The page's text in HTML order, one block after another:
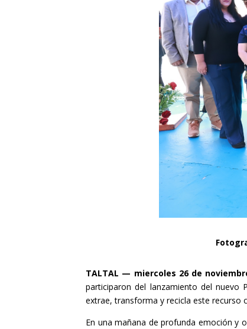
TALTAL — miercoles 26 de
participaron del lanzamiento del nuevo
extrae, transforma y recicla este recurso
En una mañana de profunda emoción y